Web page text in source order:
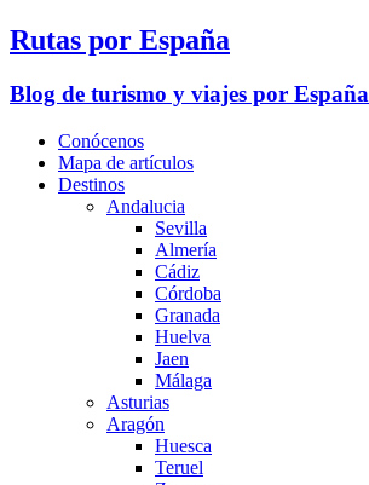
Rutas por España
Blog de turismo y viajes por España
Conócenos
Mapa de artículos
Destinos
Andalucia
Sevilla
Almería
Cádiz
Córdoba
Granada
Huelva
Jaen
Málaga
Asturias
Aragón
Huesca
Teruel